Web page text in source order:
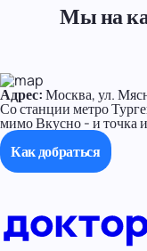
Мы на
Адрес:Москва, ул.
Со станции метро
мимо Вкусно - и точка
Как добраться